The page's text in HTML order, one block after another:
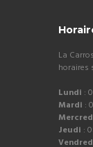
La
horaires
Lundi :
Mardi :
Jeudi :